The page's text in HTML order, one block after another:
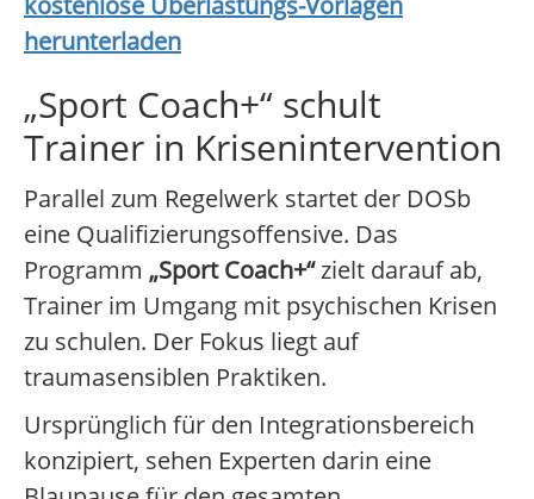
herunterladen
„Sport Coach+“ schult
Trainer in Krisenintervention
Parallel zum Regelwerk startet der DOSb
eine Qualifizierungsoffensive. Das
Programm „Sport Coach+“zielt darauf ab,
Trainer im Umgang mit psychischen Krisen
zu schulen. Der Fokus liegt auf
traumasensiblen Praktiken.
Ursprünglich für den Integrationsbereich
konzipiert, sehen Experten darin eine